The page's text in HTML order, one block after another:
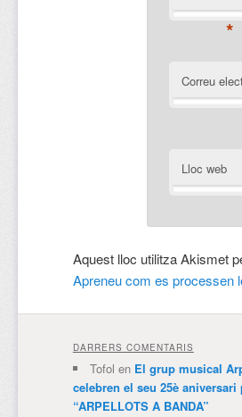
*
Correu
Lloc web
Aquest lloc utilitza Akismet
Apreneu com es processen
DARRERS COMENTARIS
Tofol en El grup musical
celebren el seu 25è
“ARPELLOTS A BANDA”